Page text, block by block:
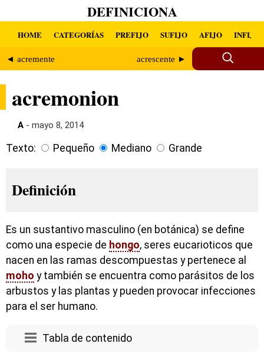
DEFINICIONA
HOME CATEGORÍAS PREFIJO SUFIJO AFIJO INFIJO
◄ acremente acrescente ►
acremonion
A - mayo 8, 2014
Texto: Pequeño Mediano Grande
Definición
Es un sustantivo masculino (en botánica) se define
como una especie de hongo, seres eucarioticos que
nacen en las ramas descompuestas y pertenece al
moho y también se encuentra como parásitos de los
arbustos y las plantas y pueden provocar infecciones
para el ser humano.
Tabla de contenido